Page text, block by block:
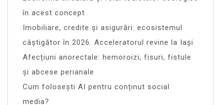
în acest concept
Imobiliare, credite și asigurări: ecosistemul
câștigător în 2026. Acceleratorul revine la Iași
Afecțiuni anorectale: hemoroizi, fisuri, fistule
și abcese perianale
Cum folosești AI pentru conținut social
media?